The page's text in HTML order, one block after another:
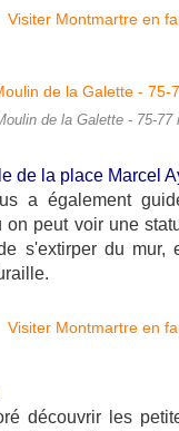
de la Galette - 75-77
de la place Marcel
a également
on peut voir une
s'extirper du mur,
découvrir les